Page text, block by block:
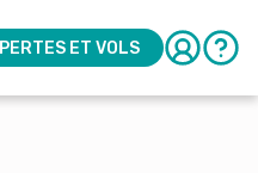
PERTES ET VOLS